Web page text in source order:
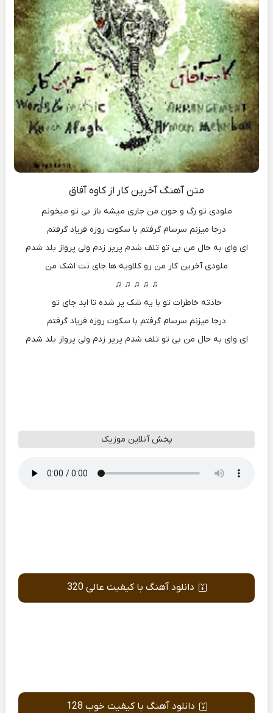
متن آهنگ آخرین کار از کاوه آفاق
ملودی تو رگ و خون من جاری میشه باز بی تو میخونم
درجا میزنم سرسام گرفتم با سکوت روزه فریاد گرفتم
ای وای به حال من بی تو تلف شدم پرپر زدم ولی پرواز بلد شدم
ملودی آخرین کار من رو کلاویه ها جای نت اشک من
♫ ♫ ♫ ♫ ♫
حادثه خاطرات تو با یه شک پر شده تا ابد جای تو
درجا میزنم سرسام گرفتم با سکوت روزه فریاد گرفتم
ای وای به حال من بی تو تلف شدم پرپر زدم ولی پرواز بلد شدم
پخش آنلاین موزیک
دانلود آهنگ با کیفیت عالی 320
دانلود آهنگ با کیفیت خوب 128